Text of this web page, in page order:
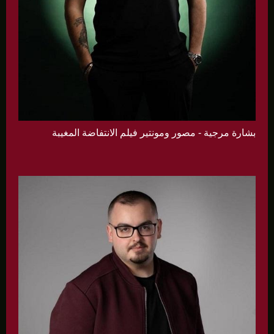
بشارة مرجية - مصور ومونتير فيلم الانتفاضة المغيبة